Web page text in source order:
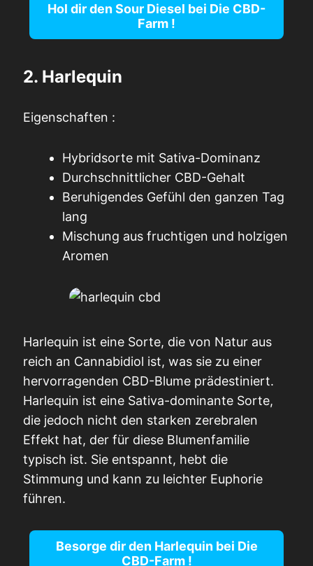
Hol dir den Sour Diesel bei Die CBD-
Farm !
2. Harlequin
Eigenschaften :
Hybridsorte mit Sativa-Dominanz
Durchschnittlicher CBD-Gehalt
Beruhigendes Gefühl den ganzen Tag
lang
Mischung aus fruchtigen und holzigen
Aromen
Harlequin ist eine Sorte, die von Natur aus
reich an Cannabidiol ist, was sie zu einer
hervorragenden CBD-Blume prädestiniert.
Harlequin ist eine Sativa-dominante Sorte,
die jedoch nicht den starken zerebralen
Effekt hat, der für diese Blumenfamilie
typisch ist. Sie entspannt, hebt die
Stimmung und kann zu leichter Euphorie
führen.
Besorge dir den Harlequin bei Die
CBD-Farm!